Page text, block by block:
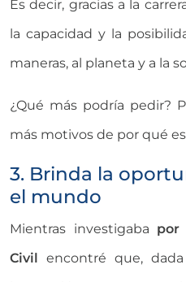
Es decir, gracias a la
la capacidad y la
maneras, al planeta y a la
¿Qué más podría pedir?
más motivos de por qué
3. Brinda la
el mundo
Mientras investigaba por
Civil encontré que,